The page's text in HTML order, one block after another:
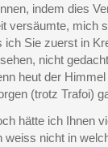
indem dies
versäumte, mich
ich Sie zuerst in
nicht
heut der
(trotz Trafoi)
hätte ich Ihnen
weiss nicht in